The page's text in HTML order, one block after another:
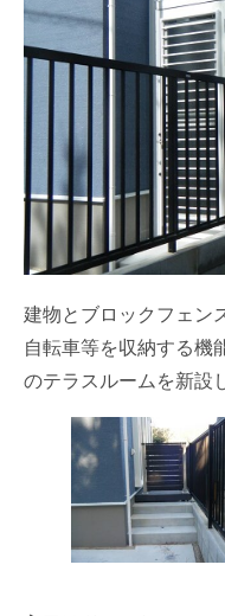
建物とブロックフェン
自転車等を収納する機
のテラスルームを新設